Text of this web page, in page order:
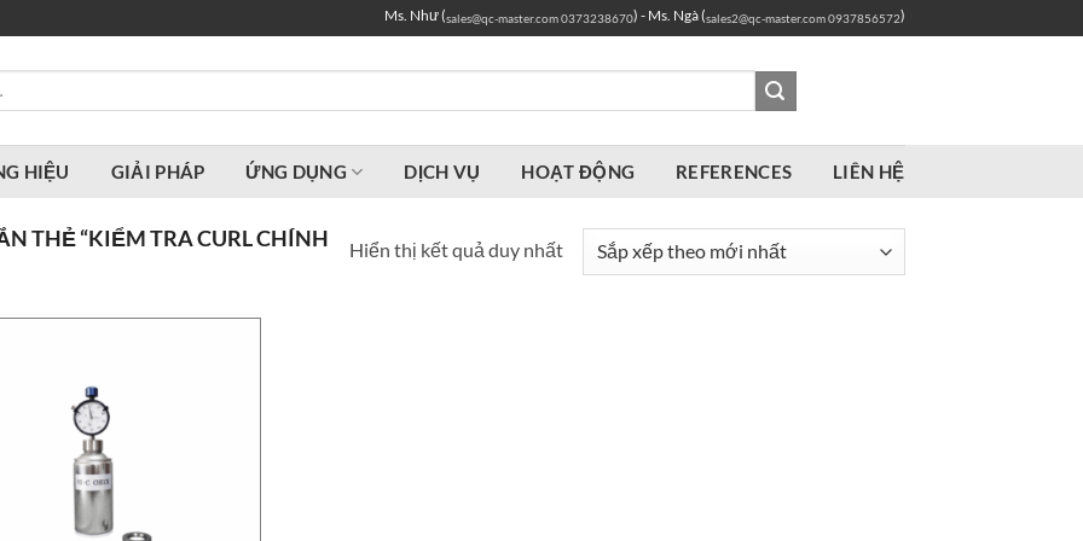
Ms. Như (sales@qc-master.com0373238670) - Ms. Ngà (sales2@qc-master.com0937856572)
HIỆU GIẢI PHÁP ỨNG DỤNG DỊCH VỤ HOẠT ĐỘNG REFERENCES LIÊN HỆ
THẺ “KIỂM TRA CURL CHÍNH
Hiển thị kết quả duy nhất